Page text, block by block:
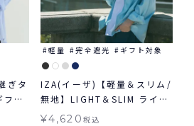
ぎタ
ト
り継
軽量 完全遮光 ギフト対象
IZA(イーザ)【軽量＆スリム/
無地】LIGHT＆SLIM ライト
＆スリム 軽量 日傘 折りたた
¥4,620 税込